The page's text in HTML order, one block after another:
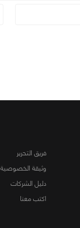
فريق التحرير
وثيقة الخصوصية
دليل الشركات
اكتب معنا